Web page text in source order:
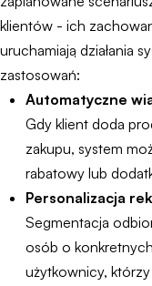
klientów - ich
uruchamiają działania
zastosowań:
Automatyczne
Gdy klient doda
zakupu, system
rabatowy lub
Personalizacja
Segmentacja
osób o
użytkownicy,